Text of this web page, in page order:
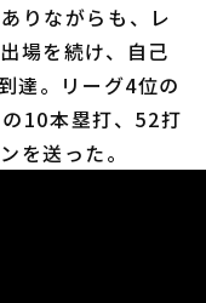
りながらも、レ
場を続け、自己
達。リーグ4位の
10本塁打、52打
を送った。